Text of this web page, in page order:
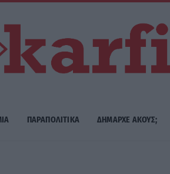
ΠΑΡΑΠΟΛΙΤΙΚΑ ΔΗΜΑΡΧE ΑΚΟΥΣ;